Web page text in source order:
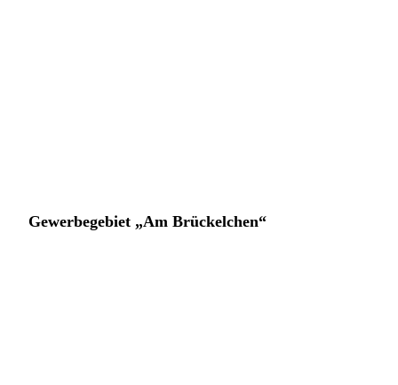
Gewerbegebiet „Am Brückelchen“